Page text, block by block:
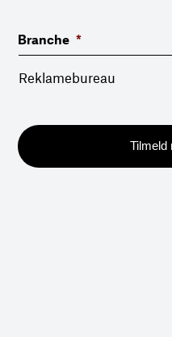
Branche *